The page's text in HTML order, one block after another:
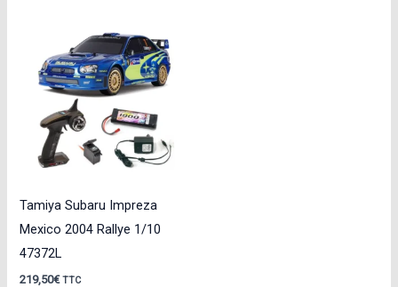
Tamiya Subaru Impreza
Mexico 2004 Rallye 1/10
47372L
219,50€ TTC